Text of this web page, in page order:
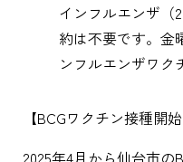
インフルエンザ（
約は不要です。金
ンフルエンザワク
【BCGワクチン接種開
2025年4月から仙台市の